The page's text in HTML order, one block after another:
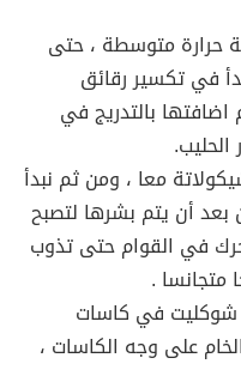
حرارة متوسطة ، حتى
في تكسير رقائق
بالتدريج في
معا ، ومن ثم نبدأ
بعد أن يتم بشرها لتصبح
في القوام حتى تذوب
متجانسا .
شوكليت في كاسات
على وجه الكاسات ،